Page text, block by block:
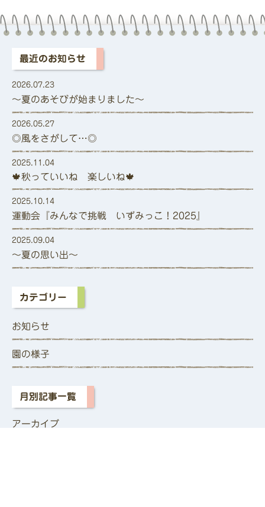
最近のお知らせ
～夏のあそびが始まりました～
2026.07.23
◎風をさがして…◎
2026.05.27
🍁秋っていいね 楽しいね🍁
2025.11.04
運動会『みんなで挑戦 いずみっこ！2025』
2025.10.14
～夏の思い出～
2025.09.04
カテゴリー
お知らせ
園の様子
月別記事一覧
アーカイブ